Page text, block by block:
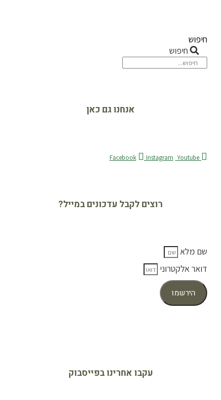
חיפוש
חיפוש
אנחנו גם כאן
Facebook Instagram Youtube
רוצים לקבל עדכונים במייל?
שם מלא
דואר אלקטרוני
הירשמו
עקבו אחרינו בפייסבוק